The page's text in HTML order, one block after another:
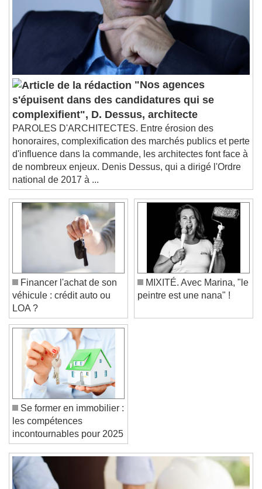
Subtitles
subtitles settings, opens subtitles
settings dialog
subtitles off, selected
Audio Track
Picture-in-Picture
Fullscreen
This is a modal window.
Beginning of dialog window. Escape will cancel
and close the window.
Text
Color Opacity
Text Background
Color Opacity
Caption Area Background
Font Size
Font Family
Reset
Done
Close Modal Dialog
End of dialog window.
"Nos agences
s'épuisent dans des candidatures qui se
complexifient", D. Dessus, architecte
PAROLES D'ARCHITECTES. Entre érosion des
honoraires, complexification des marchés publics et perte
d'influence dans la commande, les architectes font face à
de nombreux enjeux. Denis Dessus, qui a dirigé l'Ordre
national de 2017 à ...
Financer l'achat de son
véhicule : crédit auto ou
LOA ?
MIXITÉ. Avec Marina, "le
Se former en immobilier :
les compétences
incontournables pour 2025